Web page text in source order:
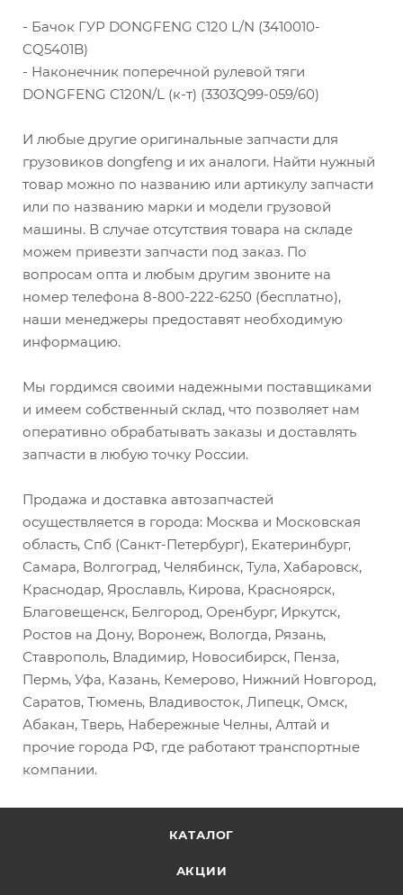
- Бачок ГУР DONGFENG C120 L/N (3410010-
CQ5401B)
- Наконечник поперечной рулевой тяги
DONGFENG C120N/L (к-т) (3303Q99-059/60)
И любые другие оригинальные запчасти для
грузовиков dongfeng и их аналоги. Найти нужный
товар можно по названию или артикулу запчасти
или по названию марки и модели грузовой
машины. В случае отсутствия товара на складе
можем привезти запчасти под заказ. По
вопросам опта и любым другим звоните на
номер телефона 8-800-222-6250 (бесплатно),
наши менеджеры предоставят необходимую
информацию.
Мы гордимся своими надежными поставщиками
и имеем собственный склад, что позволяет нам
оперативно обрабатывать заказы и доставлять
запчасти в любую точку России.
Продажа и доставка автозапчастей
осуществляется в города: Москва и Московская
область, Спб (Санкт-Петербург), Екатеринбург,
Самара, Волгоград, Челябинск, Тула, Хабаровск,
Краснодар, Ярославль, Кирова, Красноярск,
Благовещенск, Белгород, Оренбург, Иркутск,
Ростов на Дону, Воронеж, Вологда, Рязань,
Ставрополь, Владимир, Новосибирск, Пенза,
Пермь, Уфа, Казань, Кемерово, Нижний Новгород,
Саратов, Тюмень, Владивосток, Липецк, Омск,
Абакан, Тверь, Набережные Челны, Алтай и
прочие города РФ, где работают транспортные
компании.
КАТАЛОГ
АКЦИИ